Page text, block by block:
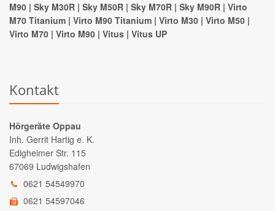
M90 | Sky M30R | Sky M50R | Sky M70R | Sky M90R | Virto
M70 Titanium | Virto M90 Titanium | Virto M30 | Virto M50 |
Virto M70 | Virto M90 | Vitus | Vitus UP
Kontakt
Hörgeräte Oppau
Inh. Gerrit Hartig e. K.
Edigheimer Str. 115
67069 Ludwigshafen
0621 54549970
0621 54597046